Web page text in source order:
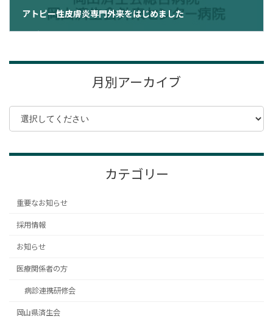
アトピー性皮膚炎専門外来をはじめました
2024年2月14日
月別アーカイブ
カテゴリー
重要なお知らせ
採用情報
お知らせ
医療関係者の方
病診連携研修会
岡山県済生会